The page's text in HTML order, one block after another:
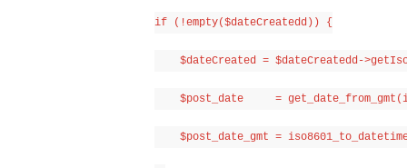
if (!empty($dateCreatedd)) {
$dateCreated = $dateCreatedd-
$post_date     =
$post_date_gmt =